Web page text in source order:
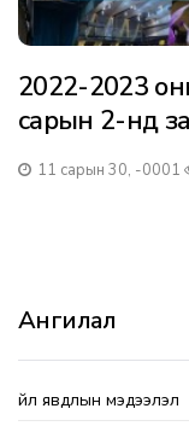
2022-2023
сарын 2-нд
11 сарын 30, -0001
Ангилал
Үйл явдлын мэдээлэл